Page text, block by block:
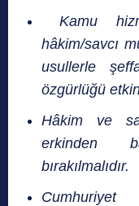
Kamu
hâkim/savcı
usullerle
özgürlüğü etkin
Hâkim ve
erkinden
bırakılmalıdır.